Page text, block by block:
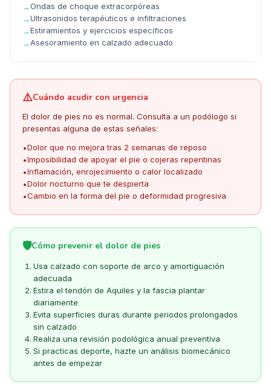
→Ondas de choque extracorpóreas
→Ultrasonidos terapéuticos e infiltraciones
→Estiramientos y ejercicios específicos
→Asesoramiento en calzado adecuado
⚠️Cuándo acudir con urgencia
El dolor de pies no es normal. Consulta a un podólogo si
presentas alguna de estas señales:
•Dolor que no mejora tras 2 semanas de reposo
•Imposibilidad de apoyar el pie o cojeras repentinas
•Inflamación, enrojecimiento o calor localizado
•Dolor nocturno que te despierta
•Cambio en la forma del pie o deformidad progresiva
🛡️Cómo prevenir el dolor de pies
Usa calzado con soporte de arco y amortiguación
adecuada
Estira el tendón de Aquiles y la fascia plantar
diariamente
Evita superficies duras durante periodos prolongados
sin calzado
Realiza una revisión podológica anual preventiva
Si practicas deporte, hazte un análisis biomecánico
antes de empezar